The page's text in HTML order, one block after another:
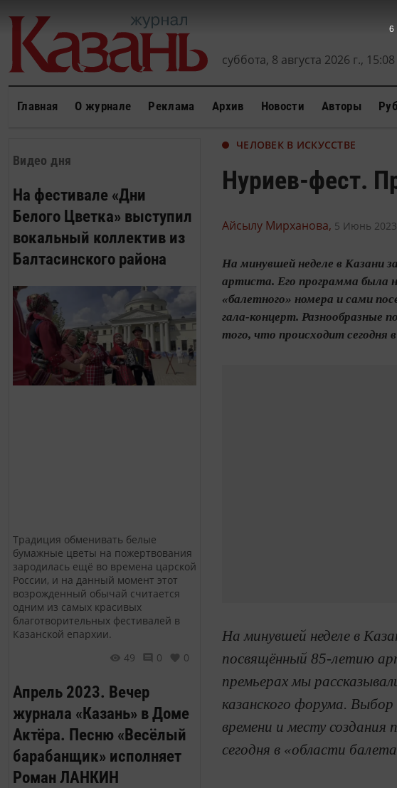
суббота, 8 августа 2026 г., 15:08
Главная О журнале Реклама Архив Новости Авторы
Видео дня
На фестивале «Дни
Белого Цветка» выступил
вокальный коллектив из
Балтасинского района
Традиция обменивать белые
бумажные цветы на пожертвования
зародилась ещё во времена царской
России, и на данный момент этот
возрожденный обычай считается
одним из самых красивых
благотворительных фестивалей в
Казанской епархии.
49
0 0
Апрель 2023. Вечер
журнала «Казань» в Доме
Актёра. Песню «Весёлый
барабанщик» исполняет
Роман ЛАНКИН
ЧЕЛОВЕК В ИСКУССТВЕ
Нуриев-фест.
Айсылу Мирханова, 5 Июнь
На минувшей неделе в Казани
артиста. Его программа была
«балетного» номера и сами
гала-концерт. Разнообразные
того, что происходит сегодня
На минувшей неделе в
посвящённый 85-летию
премьерах мы
казанского форума.
времени и месту
сегодня в «области
4